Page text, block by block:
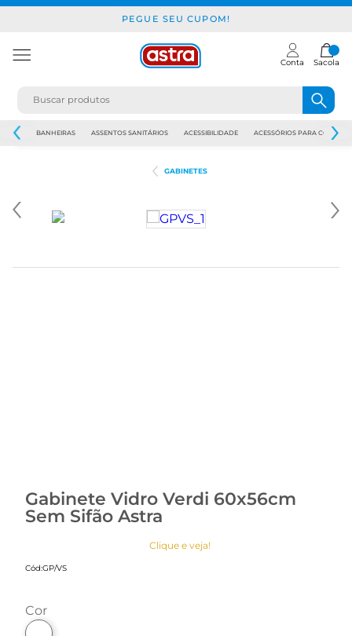
PEGUE SEU CUPOM!
Conta Sacola
JAPI BANHEIRAS ASSENTOS SANITÁRIOS ACESSIBILIDADE ACESSÓRIOS PARA
GABINETES
Gabinete Vidro Verdi 60x56cm
Sem Sifão Astra
Clique e veja!
Cód:GP/VS
cor